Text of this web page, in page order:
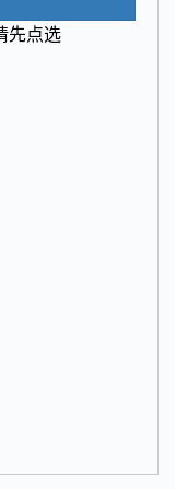
先点选